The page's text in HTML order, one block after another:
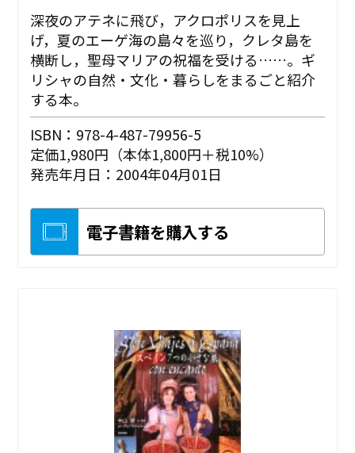
深夜のアテネに飛び，アクロポリスを見上
げ，夏のエーゲ海の島々を巡り，クレタ島を
横断し，聖母マリアの祝福を受ける……。ギ
リシャの自然・文化・暮らしをまるごと紹介
する本。
ISBN：978-4-487-79956-5
定価1,980円（本体1,800円＋税10%）
発売年月日：2004年04月01日
電子書籍を購入する